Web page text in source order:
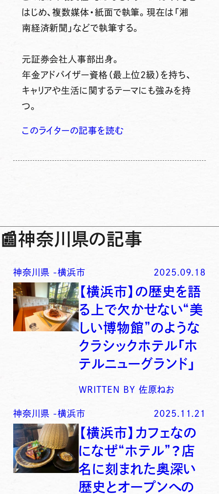
はじめ、複数媒体・紙面で執筆。現在は「湘
南経済新聞」などで執筆する。
元証券会社人事部出身。
年金アドバイザー資格（最上位2級）を持ち、
キャリアや生活に関するテーマにも強みを持
つ。
このライターの記事を読む
📰神奈川県の記事
神奈川県 -横浜市 2025.09.18
【横浜市】の歴史を語
る上で欠かせない“美
しい博物館”のような
クラシックホテル「ホ
テルニューグランド」
WRITTEN BY 佐原ねお
神奈川県 -横浜市 2025.11.21
【横浜市】カフェなの
になぜ“ホテル”？店
名に刻まれた奥深い
歴史とオープンへの